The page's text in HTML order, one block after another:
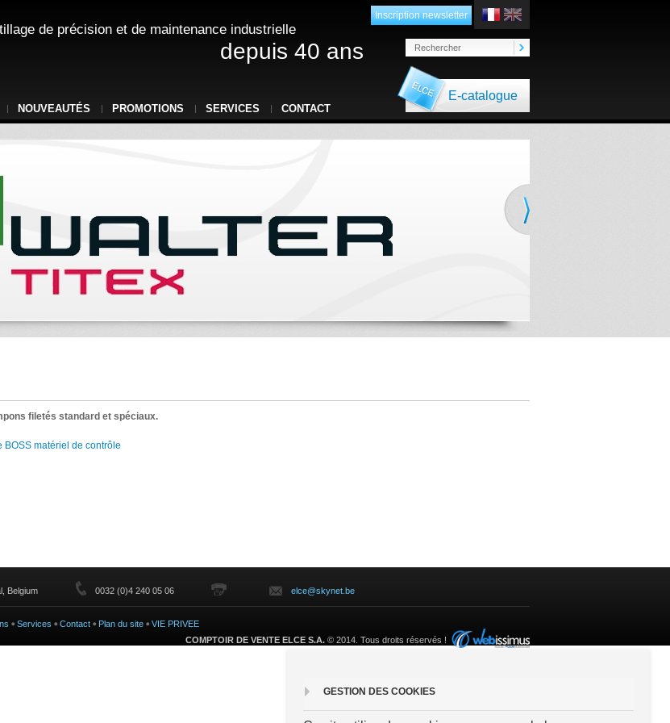
de précision et de maintenance industrielle
depuis 40 ans
Inscription newsletter
NOUVEAUTÉS PROMOTIONS SERVICES CONTACT
E-catalogue
filetés standard et spéciaux.
BOSS matériel de contrôle
Belgium 0032 (0)4 240 05 06 elce@skynet.be
Services Contact Plan du site
VIE PRIVEE
COMPTOIR DE VENTE ELCE S.A. © 2014. Tous droits réservés !
GESTION DES COOKIES